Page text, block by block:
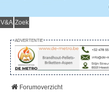
V&A Zoek
ADVERTENTIE
Forumoverzicht